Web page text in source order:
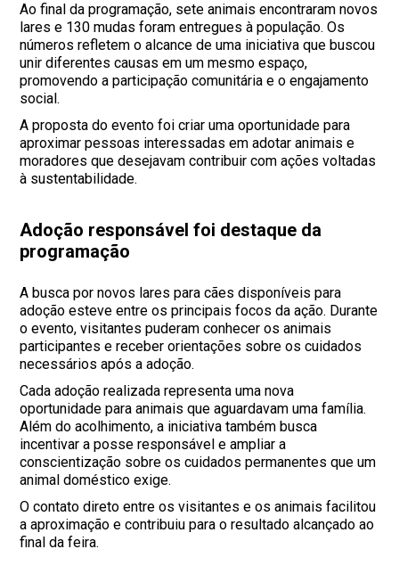
Ao final da programação, sete animais encontraram novos
lares e 130 mudas foram entregues à população. Os
números refletem o alcance de uma iniciativa que buscou
unir diferentes causas em um mesmo espaço,
promovendo a participação comunitária e o engajamento
social.
A proposta do evento foi criar uma oportunidade para
aproximar pessoas interessadas em adotar animais e
moradores que desejavam contribuir com ações voltadas
à sustentabilidade.
Adoção responsável foi destaque da
programação
A busca por novos lares para cães disponíveis para
adoção esteve entre os principais focos da ação. Durante
o evento, visitantes puderam conhecer os animais
participantes e receber orientações sobre os cuidados
necessários após a adoção.
Cada adoção realizada representa uma nova
oportunidade para animais que aguardavam uma família.
Além do acolhimento, a iniciativa também busca
incentivar a posse responsável e ampliar a
conscientização sobre os cuidados permanentes que um
animal doméstico exige.
O contato direto entre os visitantes e os animais facilitou
a aproximação e contribuiu para o resultado alcançado ao
final da feira.